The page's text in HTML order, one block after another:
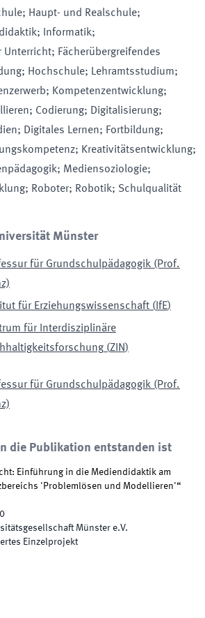
Haupt- und Realschule;
Informatik;
Unterricht; Fächerübergreifendes
Hochschule; Lehramtsstudium;
Kompetenzentwicklung;
Codierung; Digitalisierung;
Digitales Lernen; Fortbildung;
Kreativitätsentwicklung;
Mediensoziologie;
Roboter; Robotik; Schulqualität
Münster
für Grundschulpädagogik (Prof.
für Erziehungswissenschaft ( IfE)
für Interdisziplinäre
(ZIN)
für Grundschulpädagogik (Prof.
die Publikation entstanden ist
Einführung in die Mediendidaktik am
'Problemlösen und Modellieren'“
Münster e.V.
Einzelprojekt